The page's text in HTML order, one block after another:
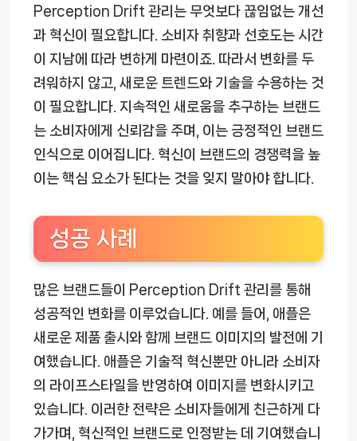
Perception Drift 관리는 무엇보다 끊임없는 개선
과 혁신이 필요합니다. 소비자 취향과 선호도는 시간
이 지남에 따라 변하게 마련이죠. 따라서 변화를 두
려워하지 않고, 새로운 트렌드와 기술을 수용하는 것
이 필요합니다. 지속적인 새로움을 추구하는 브랜드
는 소비자에게 신뢰감을 주며, 이는 긍정적인 브랜드
인식으로 이어집니다. 혁신이 브랜드의 경쟁력을 높
이는 핵심 요소가 된다는 것을 잊지 말아야 합니다.
성공 사례
많은 브랜드들이 Perception Drift 관리를 통해
성공적인 변화를 이루었습니다. 예를 들어, 애플은
새로운 제품 출시와 함께 브랜드 이미지의 발전에 기
여했습니다. 애플은 기술적 혁신뿐만 아니라 소비자
의 라이프스타일을 반영하여 이미지를 변화시키고
있습니다. 이러한 전략은 소비자들에게 친근하게 다
가가며, 혁신적인 브랜드로 인정받는 데 기여했습니